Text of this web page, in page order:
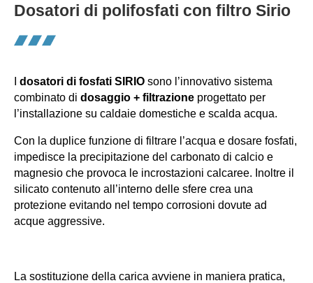
Dosatori di polifosfati con filtro Sirio
dosatori di fosfati SIRIO sono l’innovativo sistema
combinato di dosaggio + filtrazione progettato per
l’installazione su caldaie domestiche e scalda acqua.
Con la duplice funzione di filtrare l’acqua e dosare fosfati,
impedisce la precipitazione del carbonato di calcio e
magnesio che provoca le incrostazioni calcaree. Inoltre il
silicato contenuto all’interno delle sfere crea una
protezione evitando nel tempo corrosioni dovute ad
acque aggressive.
La sostituzione della carica avviene in maniera pratica,